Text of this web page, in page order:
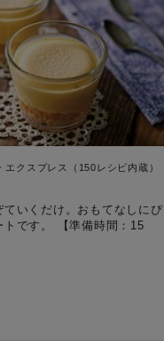
エクスプレス（150レシピ内蔵）
ていくだけ。おもてなしにぴ
準備時間：15